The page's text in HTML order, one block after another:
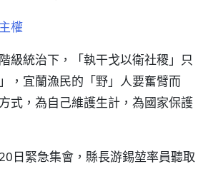
權
級統治下，「執干戈以衛社稷」只
，宜蘭漁民的「野」人要奮臂而
式，為自己維護生計，為國家保護
日緊急集會，縣長游錫堃率員聽取